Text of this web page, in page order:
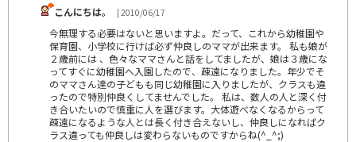
こんにちは。
| 2010/06/17
今無理する必要はないと思いますよ。だって、これから幼稚園や
保育園、小学校に行けば必ず仲良しのママが出来ます。 私も娘が
２歳前には 、色々なママさんと話をしてましたが、娘は３歳にな
ってすぐに幼稚園へ入園したので、疎遠になりました。年少でそ
のママさん達の子どもも同じ幼稚園に入りましたが、クラスも違
ったので特別仲良くしてませんでした。 私は、数人の人と深く付
き合いたいので慎重に人を選びます。大体遊べなくなるからって
疎遠になるような人とは長く付き合えないし、仲良しになればク
ラス違っても仲良しは変わらないものですからね(^_^;)